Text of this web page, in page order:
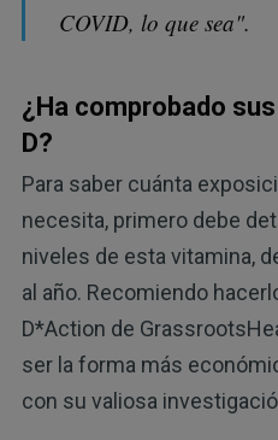
COVID, lo que sea".
¿Ha comprobado
D?
Para saber cuánta
necesita, primero debe
niveles de esta vitamina,
al año. Recomiendo
D*Action de
ser la forma más
con su valiosa